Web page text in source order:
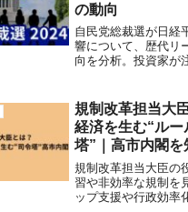
の動向
自民党総裁選が日経
響について、歴代リ
向を分析。投資家が
規制改革担当大
経済を生む“ル
塔”｜高市内閣
規制改革担当大臣の
習や非効率な規制を
ップ支援や行政効率